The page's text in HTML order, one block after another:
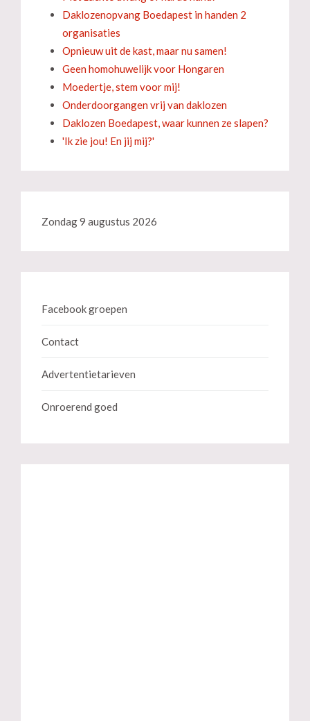
Daklozenopvang Boedapest in handen 2
organisaties
Opnieuw uit de kast, maar nu samen!
Geen homohuwelijk voor Hongaren
Moedertje, stem voor mij!
Onderdoorgangen vrij van daklozen
Daklozen Boedapest, waar kunnen ze slapen?
'Ik zie jou! En jij mij?'
Zondag 9 augustus 2026
Facebook groepen
Contact
Advertentietarieven
Onroerend goed